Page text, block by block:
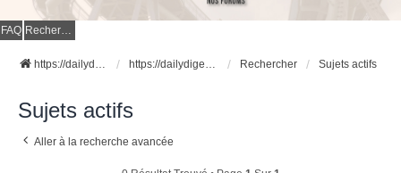
FAQ Rechercher
https://dailydigesthub.com https://dailydigesthub.com Rechercher Sujets actifs
Sujets actifs
Aller à la recherche avancée